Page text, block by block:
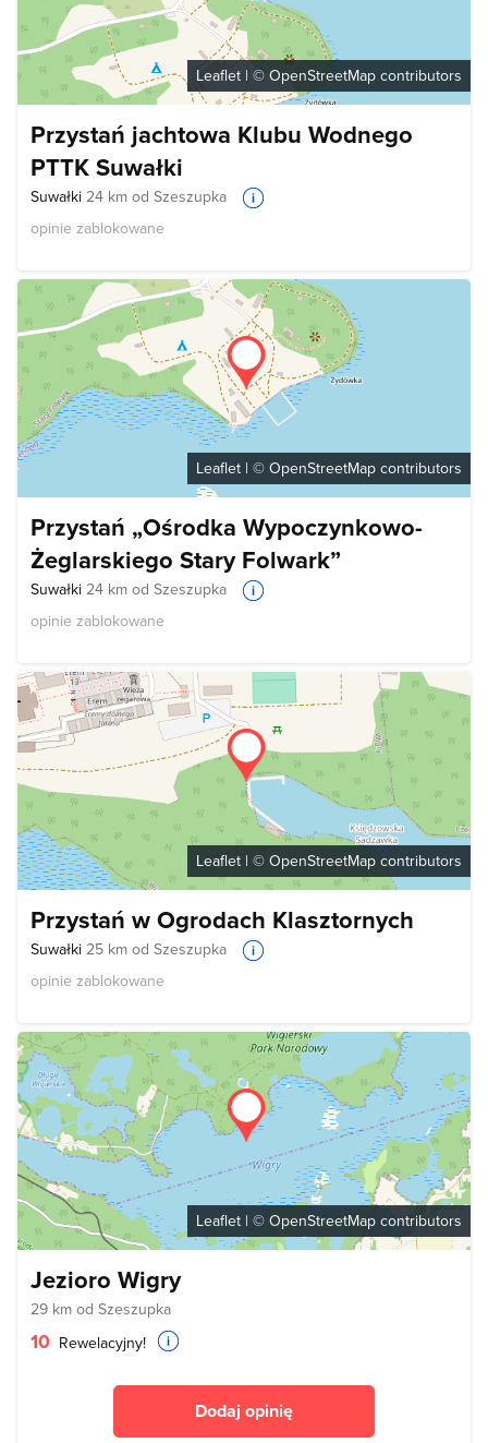
Leaflet | © OpenStreetMap contributors
Przystań jachtowa Klubu Wodnego
PTTK Suwałki
Suwałki 24 km od Szeszupka
opinie zablokowane
Leaflet | © OpenStreetMap contributors
Przystań „Ośrodka Wypoczynkowo-
Żeglarskiego Stary Folwark”
Suwałki 24 km od Szeszupka
opinie zablokowane
Leaflet | © OpenStreetMap contributors
Przystań w Ogrodach Klasztornych
Suwałki 25 km od Szeszupka
opinie zablokowane
Leaflet | © OpenStreetMap contributors
Jezioro Wigry
29 km od Szeszupka
10 Rewelacyjny!
Dodaj opinię